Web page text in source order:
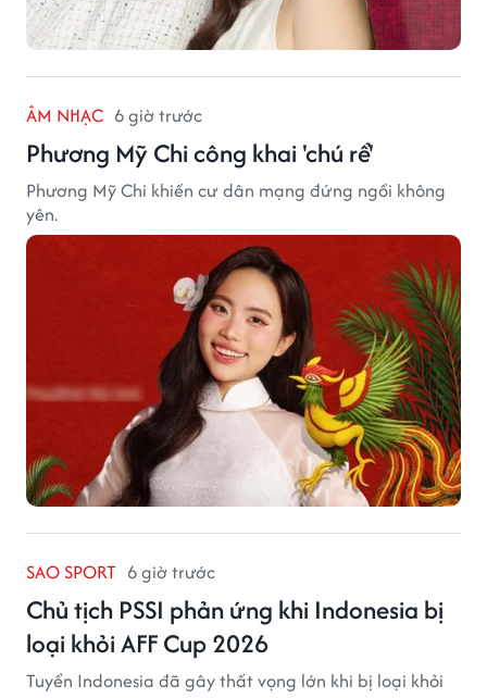
ÂM NHẠC 6 giờ trước
Phương Mỹ Chi công khai 'chú rể'
Phương Mỹ Chi khiến cư dân mạng đứng ngồi không
yên.
SAO SPORT 6 giờ trước
Chủ tịch PSSI phản ứng khi Indonesia bị
loại khỏi AFF Cup 2026
Tuyển Indonesia đã gây thất vọng lớn khi bị loại khỏi